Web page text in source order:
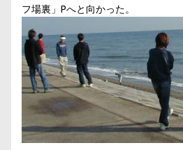
フ場裏」Pへと向かった。